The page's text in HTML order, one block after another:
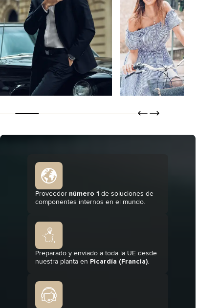
Proveedor número 1 de soluciones de
componentes internos en el mundo.
Preparado y enviado a toda la UE desde
nuestra planta en Picardía (Francia).